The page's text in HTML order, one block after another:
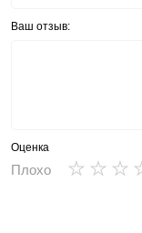
Ваш отзыв:
Оценка
Плохо ★
★
★